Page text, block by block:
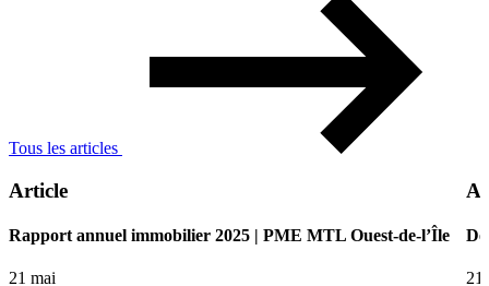
Tous les articles
Article
Rapport annuel immobilier 2025 | PME MTL Ouest-de-l’Île
21 mai
21